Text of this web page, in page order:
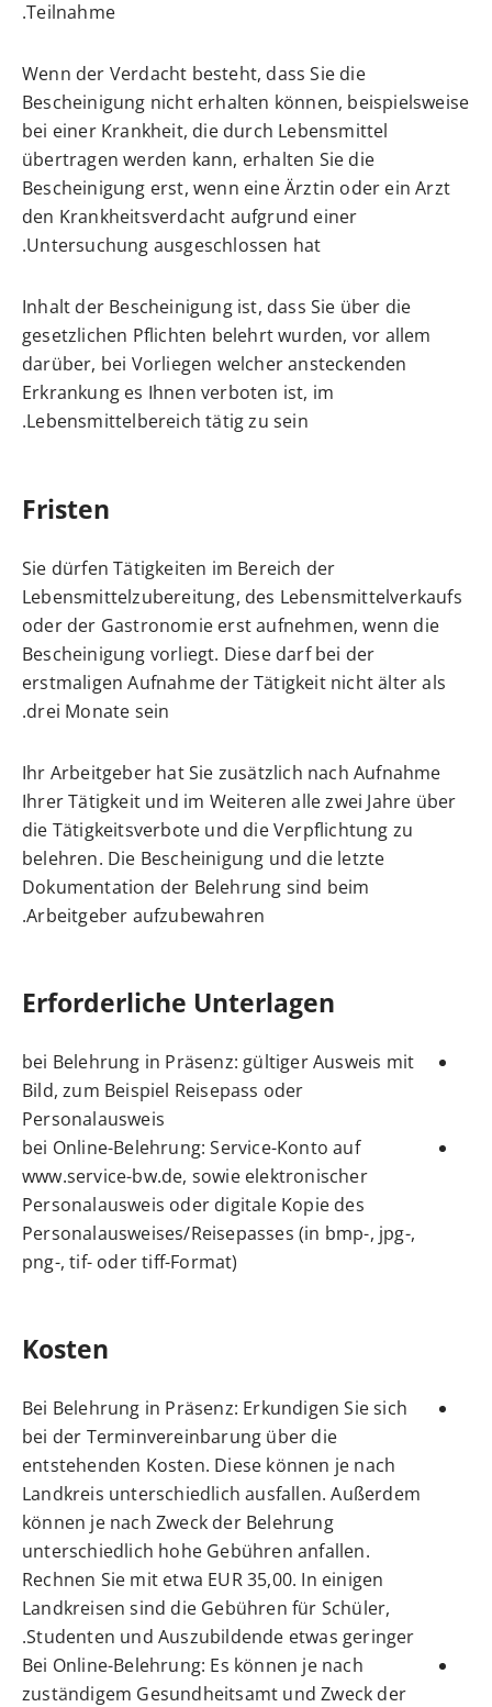
Teilnahme.
Wenn der Verdacht besteht, dass Sie die
Bescheinigung nicht erhalten können, beispielsweise
bei einer Krankheit, die durch Lebensmittel
übertragen werden kann, erhalten Sie die
Bescheinigung erst, wenn eine Ärztin oder ein Arzt
den Krankheitsverdacht aufgrund einer
Untersuchung ausgeschlossen hat.
Inhalt der Bescheinigung ist, dass Sie über die
gesetzlichen Pflichten belehrt wurden, vor allem
darüber, bei Vorliegen welcher ansteckenden
Erkrankung es Ihnen verboten ist, im
Lebensmittelbereich tätig zu sein.
Fristen
Sie dürfen Tätigkeiten im Bereich der
Lebensmittelzubereitung, des Lebensmittelverkaufs
oder der Gastronomie erst aufnehmen, wenn die
Bescheinigung vorliegt. Diese darf bei der
erstmaligen Aufnahme der Tätigkeit nicht älter als
drei Monate sein.
Ihr Arbeitgeber hat Sie zusätzlich nach Aufnahme
Ihrer Tätigkeit und im Weiteren alle zwei Jahre über
die Tätigkeitsverbote und die Verpflichtung zu
belehren. Die Bescheinigung und die letzte
Dokumentation der Belehrung sind beim
Arbeitgeber aufzubewahren.
Erforderliche Unterlagen
bei Belehrung in Präsenz: gültiger Ausweis mit
Bild, zum Beispiel Reisepass oder
Personalausweis
bei Online-Belehrung: Service-Konto auf
www.service-bw.de , sowie elektronischer
Personalausweis oder digitale Kopie des
Personalausweises/Reisepasses (in bmp-, jpg-,
png-, tif- oder tiff-Format)
Kosten
Bei Belehrung in Präsenz: Erkundigen Sie sich
bei der Terminvereinbarung über die
entstehenden Kosten. Diese können je nach
Landkreis unterschiedlich ausfallen. Außerdem
können je nach Zweck der Belehrung
unterschiedlich hohe Gebühren anfallen.
Rechnen Sie mit etwa EUR 35,00. In einigen
Landkreisen sind die Gebühren für Schüler,
Studenten und Auszubildende etwas geringer.
Bei Online-Belehrung: Es können je nach
zuständigem Gesundheitsamt und Zweck der